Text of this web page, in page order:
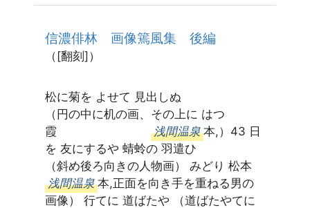
信濃俳林 画像篶風集 後編
（[翻刻]）
松に菊を よせて 見出しぬ
（円の中に机の画、その上に はつ
霞 浅間温泉 本,）43 日
を 友にするや 蜻蛉の 羽遣ひ
（斜め後ろ向きの人物画） みどり 松本
浅間温泉 本,正面を向き手を重ねる男の
画像） 行てに 道ばたや （道ばたやてに